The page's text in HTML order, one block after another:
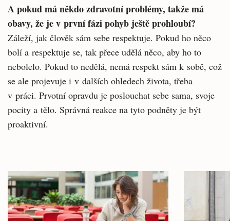
A pokud má někdo zdravotní problémy, takže má
obavy, že je v první fázi pohyb ještě prohloubí?
Záleží, jak člověk sám sebe respektuje. Pokud ho něco
bolí a respektuje se, tak přece udělá něco, aby ho to
nebolelo. Pokud to nedělá, nemá respekt sám k sobě, což
se ale projevuje i v dalších ohledech života, třeba
v práci. Prvotní opravdu je poslouchat sebe sama, svoje
pocity a tělo. Správná reakce na tyto podněty je být
proaktivní.
Související
články